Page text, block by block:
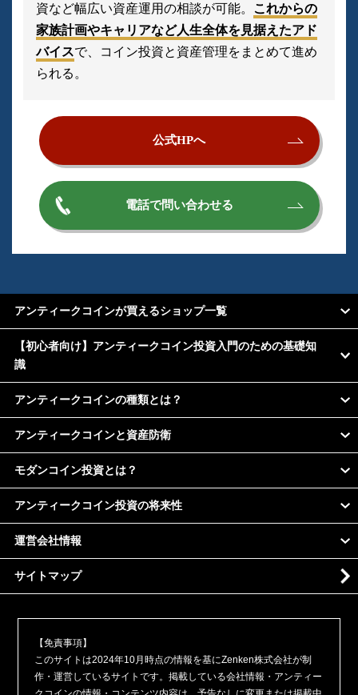
資など幅広い資産運用の相談が可能。
これからの
家族計画やキャリアなど人生全体を見据えたアド
バイスで、コイン投資と資産管理をまとめて進め
られる。
公式HPへ
電話で問い合わせる
アンティークコインが買えるショップ一覧
【初心者向け】アンティークコイン投資入門のための基礎知
識
アンティークコインの種類とは？
アンティークコインと資産防衛
モダンコイン投資とは？
アンティークコイン投資の将来性
運営会社情報
サイトマップ
【免責事項】
このサイトは2024年10月時点の情報を基にZenken株式会社が制
作・運営しているサイトです。掲載している会社情報・アンティー